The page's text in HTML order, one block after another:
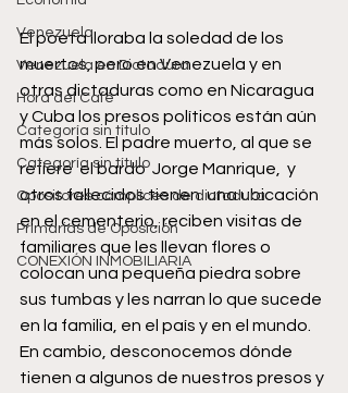
Venezuela
Venezuela en Dictadura
Hora del Café
Categoría sin título
Categoría sin título
Opositores cómplices de dictadura
Primarias de Oposición
CONEXIÓN INMOBILIARIA
El poeta lloraba la soledad de los
muertos, pero en Venezuela y en
otras dictaduras como en Nicaragua
y Cuba los presos políticos están aún
más solos. El padre muerto, al que se
refiere  el bardo  Jorge Manrique,  y
otros fallecidos tienen  una ubicación
en el cementerio, reciben visitas de
familiares que les llevan flores o
colocan una pequeña piedra sobre
sus tumbas y les narran lo que sucede
en la familia, en el país y en el mundo.
En cambio, desconocemos dónde
tienen a algunos de nuestros presos y